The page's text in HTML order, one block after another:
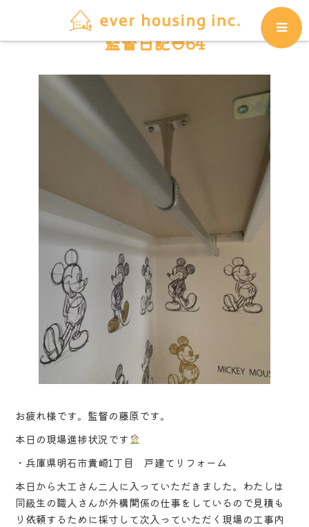
監督日記⛑64
お疲れ様です。監督の藤原です。
本日の現場進捗状況です
・兵庫県明石市貴崎1丁目 戸建てリフォーム
本日から大工さん二人に入っていただきました。わたしは
同級生の職人さんが外構関係の仕事をしているので見積も
り依頼するために採寸して次入っていただく現場の工事内